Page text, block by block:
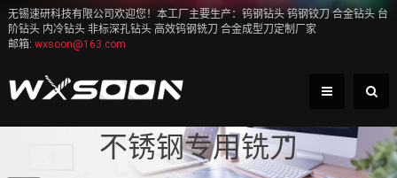
无锡速研科技有限公司欢迎您！本工厂主要生产：钨钢钻头 钨钢铰刀 合金钻头 台
阶钻头 内冷钻头 非标深孔钻头 高效钨钢铣刀 合金成型刀定制厂家
邮箱: wxsoon@163.com
不锈钢专用铣刀